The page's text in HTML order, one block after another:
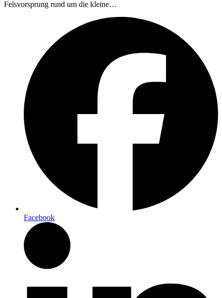
Felsvorsprung rund um die kleine…
Facebook